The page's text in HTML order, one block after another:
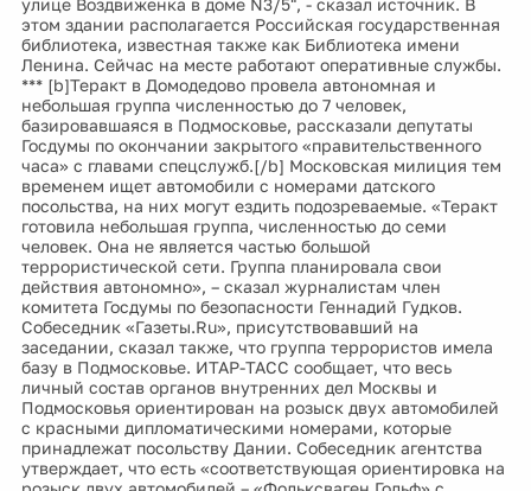
этом здании располагается Российская государственная
библиотека, известная также как Библиотека имени
Ленина. Сейчас на месте работают оперативные службы.
*** [b]Теракт в Домодедово провела автономная и
небольшая группа численностью до 7 человек,
базировавшаяся в Подмосковье, рассказали депутаты
Госдумы по окончании закрытого «правительственного
часа» с главами спецслужб.[/b] Московская милиция тем
временем ищет автомобили с номерами датского
посольства, на них могут ездить подозреваемые. «Теракт
готовила небольшая группа, численностью до семи
человек. Она не является частью большой
террористической сети. Группа планировала свои
действия автономно», – сказал журналистам член
комитета Госдумы по безопасности Геннадий Гудков.
Собеседник «Газеты.Ru», присутствовавший на
заседании, сказал также, что группа террористов имела
базу в Подмосковье. ИТАР-ТАСС сообщает, что весь
личный состав органов внутренних дел Москвы и
Подмосковья ориентирован на розыск двух автомобилей
с красными дипломатическими номерами, которые
принадлежат посольству Дании. Собеседник агентства
утверждает, что есть «соответствующая ориентировка на